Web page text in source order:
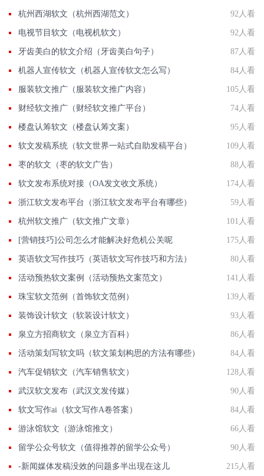
杭州西湖软文（杭州西湖范文） 92人看
电视节目软文（电视机软文） 92人看
牙齿美白的软文介绍（牙齿美白句子） 87人看
机器人宣传软文（机器人宣传软文怎么写） 84人看
服装软文推广（服装软文推广内容） 105人看
财经软文推广（财经软文推广平台） 74人看
楼盘认筹软文（楼盘认筹文案） 95人看
软文发稿系统（软文世界一站式自助发稿平台） 109人看
枣的软文（枣的软文广告） 88人看
软文发布系统对接（OA发文收文系统） 174人看
浙江软文发布平台（浙江软文发布平台有哪些） 59人看
杭州软文推广（软文推广文章） 101人看
[营销技巧]公司怎么才能解决好危机公关呢 175人看
英语软文写作技巧（英语软文写作技巧和方法） 80人看
活动预热软文案例（活动预热文案范文） 141人看
珠宝软文范例（首饰软文范例） 139人看
装饰设计软文（软装设计软文） 93人看
泉立方招商软文（泉立方百科） 86人看
活动策划写软文吗（软文策划构思的方法有哪些） 84人看
汽车促销软文（汽车销售软文） 128人看
武汉软文发布（武汉文发传媒） 90人看
软文写作ai（软文写作A卷答案） 84人看
游泳馆软文（游泳馆推文） 66人看
留学公众号软文（值得推荐的留学公众号） 90人看
-新闻媒体发稿没效的问题多半出现在这儿 215人看